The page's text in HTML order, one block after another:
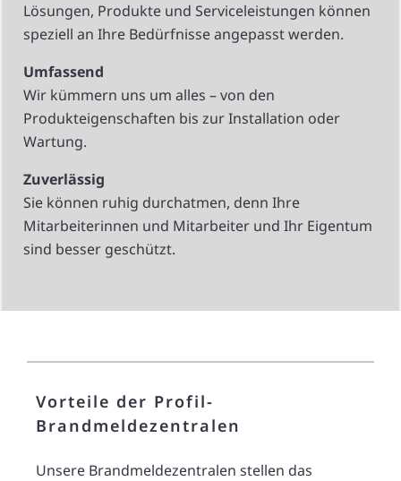
Lösungen, Produkte und Serviceleistungen können
speziell an Ihre Bedürfnisse angepasst werden.
Umfassend
Wir kümmern uns um alles – von den
Produkteigenschaften bis zur Installation oder
Wartung.
Zuverlässig
Sie können ruhig durchatmen, denn Ihre
Mitarbeiterinnen und Mitarbeiter und Ihr Eigentum
sind besser geschützt.
Vorteile der Profil-
Brandmeldezentralen
Unsere Brandmeldezentralen stellen das